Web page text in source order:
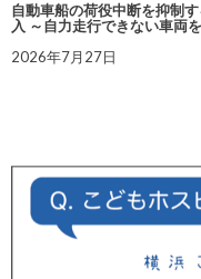
自動車船の荷役中断を抑制
入 ～自力走行できない車両
2026年7月27日